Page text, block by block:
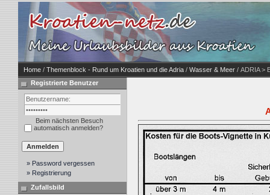
Home / Themenblock - Rund um Kroatien und die Adria / Wasser & Meer / ADRIA >
Registrierte Benutzer
Beim nächsten Besuch
automatisch anmelden?
» Password vergessen
» Registrierung
Zufallsbild